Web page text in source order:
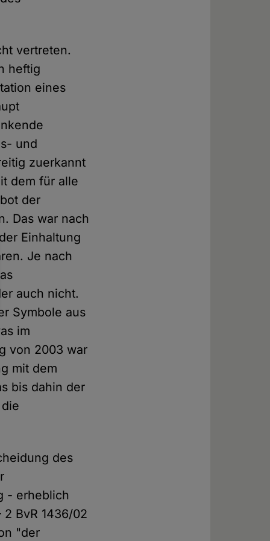
vertreten.
heftig
eines
und
zuerkannt
dem für alle
der
Das war nach
Einhaltung
Je nach
auch nicht.
Symbole aus
im
von 2003 war
mit dem
bis dahin der
des
- erheblich
BvR 1436/02
"der